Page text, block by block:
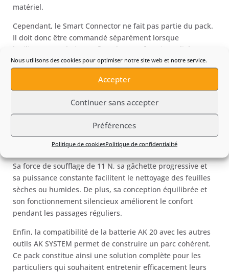
Nous utilisons des cookies pour optimiser notre site web et notre service.
Accepter
Continuer sans accepter
Préférences
Politique de cookiesPolitique de confidentialité
matériel.
Cependant, le Smart Connector ne fait pas partie du pack.
Il doit donc être commandé séparément lorsque
l’utilisateur souhaite profiter de cette fonctionnalité.
Un pack complet pour entretenir le
souffleur à batterie STIHL BGA 50 (Pack Batterie et
Chargeur)réunit un appareil puissant, une batterie
adaptée et un chargeur compatible. Il permet donc de
commencer immédiatement les travaux sans prévoir
d’achat complémentaire.
Sa force de soufflage de 11 N, sa gâchette progressive et
sa puissance constante facilitent le nettoyage des feuilles
sèches ou humides. De plus, sa conception équilibrée et
son fonctionnement silencieux améliorent le confort
pendant les passages réguliers.
Enfin, la compatibilité de la batterie AK 20 avec les autres
outils AK SYSTEM permet de construire un parc cohérent.
Ce pack constitue ainsi une solution complète pour les
particuliers qui souhaitent entretenir efficacement leurs